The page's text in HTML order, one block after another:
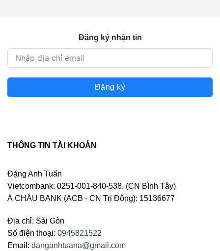
Đăng ký nhận tin
Đăng ký
THÔNG TIN TÀI KHOẢN
Đặng Anh Tuấn
Vietcombank: 0251-001-840-538. (CN Bình Tây)
Á CHÂU BANK (ACB - CN Trị Đông): 15136677
Địa chỉ: Sài Gòn
Số điện thoại: 0945821522
Email: danganhtuana@gmail.com